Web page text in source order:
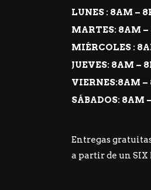
LUNES : 8AM –
MARTES: 8AM –
MIÉRCOLES :
JUEVES: 8AM –
VIERNES:8AM –
SÁBADOS: 8AM
Entregas
a partir de un SIX